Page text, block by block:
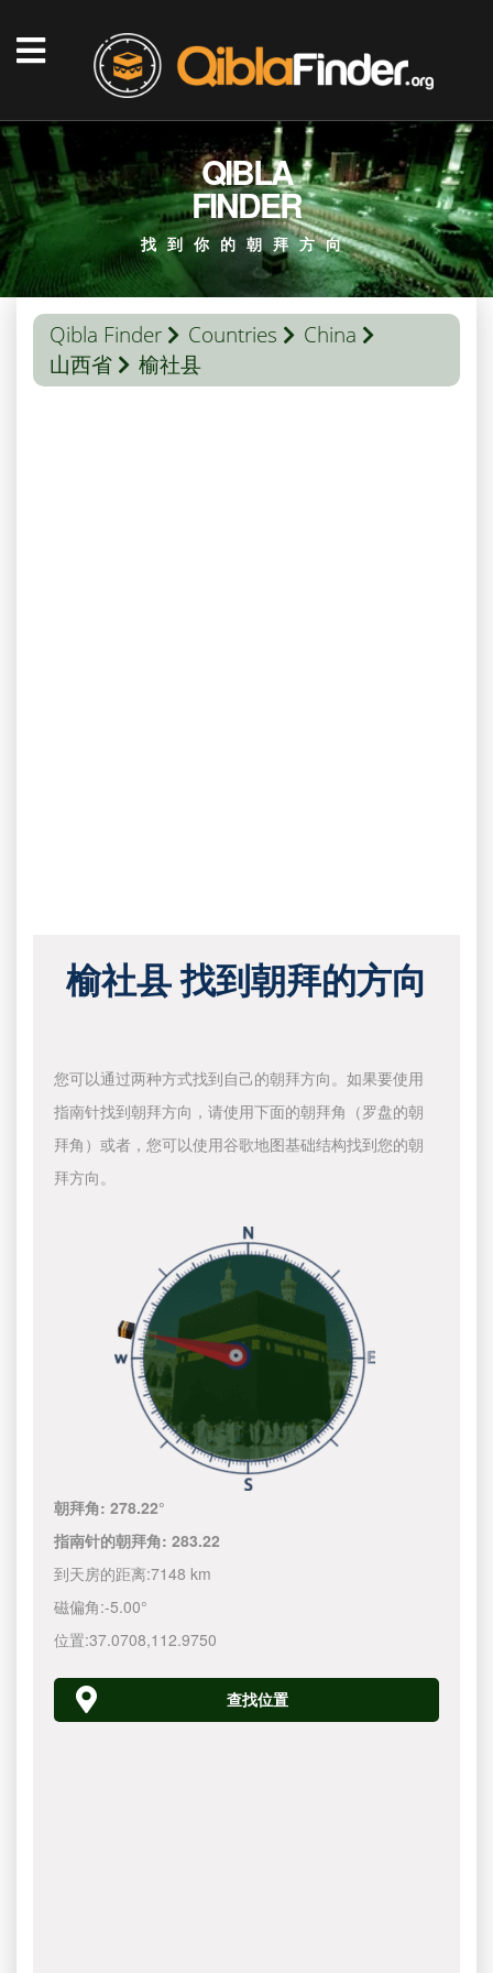
QIBLA
FINDER
找到你的朝拜方向
Qibla Finder Countries
China
山西省
榆社县
榆社县 找到朝拜的方向
您可以通过两种方式找到自己的朝拜方向。如果要使用
指南针找到朝拜方向，请使用下面的朝拜角（罗盘的朝
拜角）或者，您可以使用谷歌地图基础结构找到您的朝
拜方向。
朝拜角:278.22°
指南针的朝拜角:283.22
到天房的距离:7148 km
磁偏角:-5.00°
位置:37.0708,112.9750
查找位置